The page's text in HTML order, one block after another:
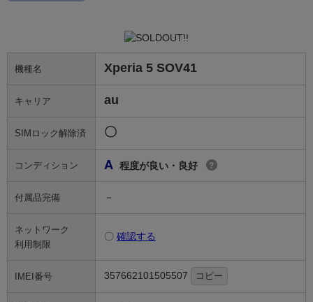
機種名 Xperia 5 SOV41
キャリア au
SIMロック解除済 〇
コンディション A 程度が良い・良好 ?
付属品完備 －
ネットワーク
利用制限
〇 確認する
IMEI番号 357662101505507 コピー